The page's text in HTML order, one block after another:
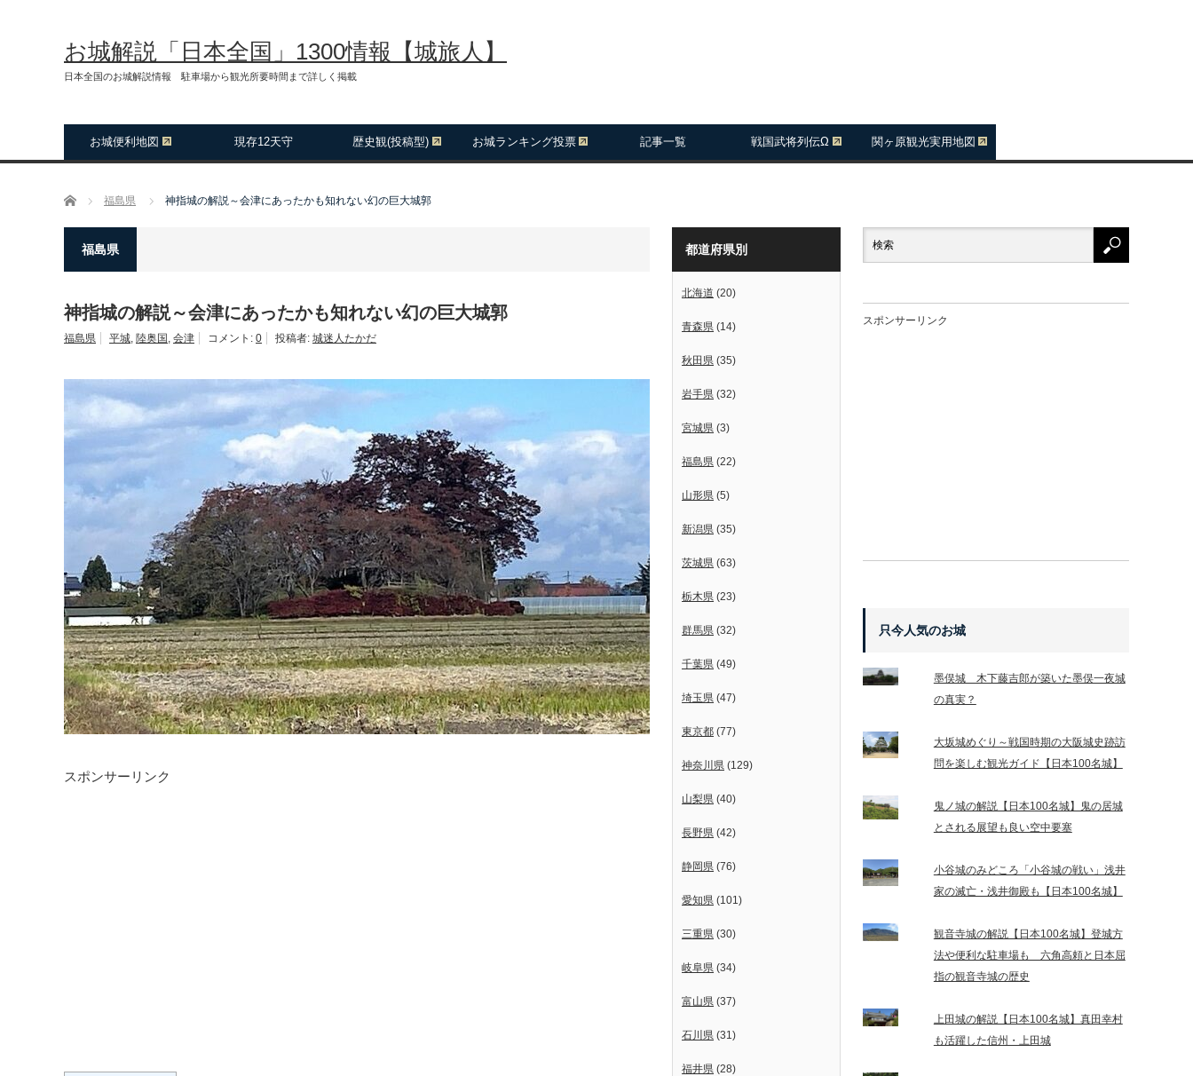
お城解説「日本全国」1300情報【城旅人】
日本全国のお城解説情報 駐車場から観光所要時間まで詳しく掲載
お城便利地図 現存12天守 歴史観(投稿型) お城ランキング投票 記事一覧 戦国武将列伝Ω 関ヶ原観光実用地図
ホーム 福島県 神指城の解説～会津にあったかも知れない幻の巨大城郭
福島県
神指城の解説～会津にあったかも知れない幻の巨大城郭
福島県 平城, 陸奥国 , 会津 コメント: 0 投稿者: 城迷人たかだ
スポンサーリンク
都道府県別
北海道 (20)
青森県 (14)
秋田県 (35)
岩手県 (32)
宮城県 (3)
福島県 (22)
山形県 (5)
新潟県 (35)
茨城県 (63)
栃木県 (23)
群馬県 (32)
千葉県 (49)
埼玉県 (47)
東京都 (77)
神奈川県 (129)
山梨県 (40)
長野県 (42)
静岡県 (76)
愛知県 (101)
三重県 (30)
岐阜県 (34)
富山県 (37)
石川県 (31)
福井県 (28)
スポンサーリンク
只今人気のお城
墨俣城 木下藤吉郎が築いた墨俣一夜城
の真実？
大坂城めぐり～戦国時期の大阪城史跡訪
問を楽しむ観光ガイド【日本100名城】
鬼ノ城の解説【日本100名城】鬼の居城
とされる展望も良い空中要塞
小谷城のみどころ「小谷城の戦い」浅井
家の滅亡・浅井御殿も【日本100名城】
観音寺城の解説【日本100名城】登城方
法や便利な駐車場も 六角高頼と日本屈
指の観音寺城の歴史
上田城の解説【日本100名城】真田幸村
も活躍した信州・上田城